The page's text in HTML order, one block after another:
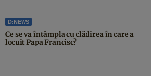
D:NEWS
Ce se va întâmpla cu clădirea în care a
locuit Papa Francisc?